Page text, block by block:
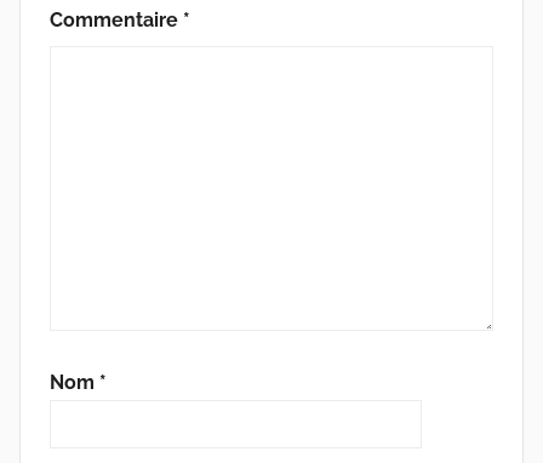
Commentaire *
Nom *